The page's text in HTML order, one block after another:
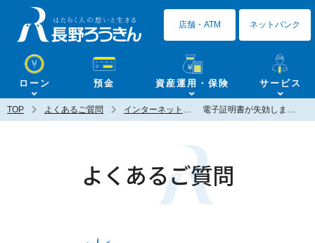
ローン 預金 資産運用・保険 サービス
店舗・ATM ネットバンク
TOP よくあるご質問 インターネットバンキング（団体） 電子証明書が失効しましたがどうすればいいですか？
よくあるご質問